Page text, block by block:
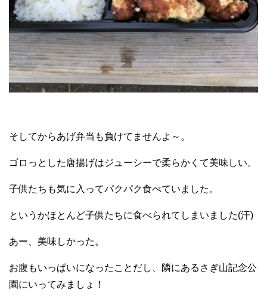
そしてからあげ弁当も負けてませんよ～。
ゴロっとした唐揚げはジューシーで柔らかくて美味しい。
子供たちも気に入ってパクパク食べていました。
というかほとんど子供たちに食べられてしまいました(汗)
あー、美味しかった。
お腹もいっぱいになったことだし、隣にあるさぎ山記念公
園にいってみましょ！